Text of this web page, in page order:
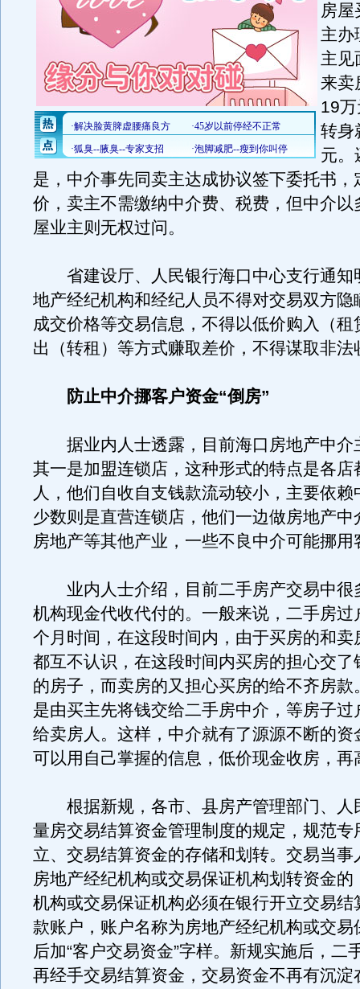
房屋
主办
主见
来卖
19
转身
元。
是，中介事先同卖主达成协议签下委托书，
价，卖主不需缴纳中介费、税费，但中介以
屋业主则无权过问。
省建设厅、人民银行海口中心支行通知
地产经纪机构和经纪人员不得对交易双方隐
成交价格等交易信息，不得以低价购入（租
出（转租）等方式赚取差价，不得谋取非法
防止中介挪客户资金“倒房”
据业内人士透露，目前海口房地产中介
其一是加盟连锁店，这种形式的特点是各店
人，他们自收自支钱款流动较小，主要依赖
少数则是直营连锁店，他们一边做房地产中
房地产等其他产业，一些不良中介可能挪用
业内人士介绍，目前二手房产交易中很
机构现金代收代付的。一般来说，二手房过
个月时间，在这段时间内，由于买房的和卖
都互不认识，在这段时间内买房的担心交了
的房子，而卖房的又担心买房的给不齐房款
是由买主先将钱交给二手房中介，等房子过
给卖房人。这样，中介就有了源源不断的资
可以用自己掌握的信息，低价现金收房，再
根据新规，各市、县房产管理部门、人
量房交易结算资金管理制度的规定，规范专
立、交易结算资金的存储和划转。交易当事
房地产经纪机构或交易保证机构划转资金的
机构或交易保证机构必须在银行开立交易结
款账户，账户名称为房地产经纪机构或交易
后加“客户交易资金”字样。新规实施后，二
再经手交易结算资金，交易资金不再有沉淀